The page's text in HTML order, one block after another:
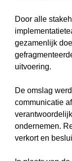
Door alle
gezamenlijk
uitvoering.
De omslag
communicatie
ondernemen.
verkort en